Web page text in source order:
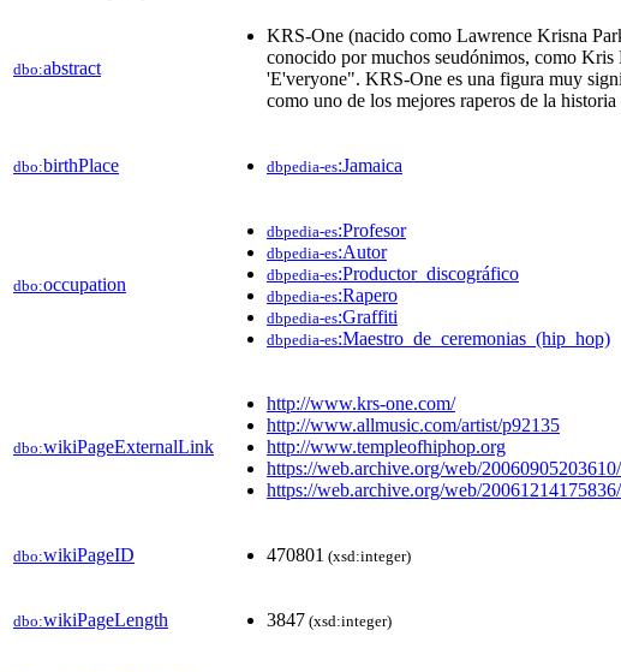
dbo:abstract
KRS-One (nacido como Lawrence Krisna
conocido por muchos seudónimos, como
'E'veryone". KRS-One es una figura muy
como uno de los mejores raperos de la
dbo:birthPlace dbpedia-es:Jamaica
dbo:occupation
dbpedia-es:Profesor
dbpedia-es:Autor
dbpedia-es:Productor_discográfico
dbpedia-es:Rapero
dbpedia-es:Graffiti
dbpedia-es:Maestro_de_ceremonias_(hip_hop)
dbo:wikiPageExternalLink
http://www.krs-one.com/
http://www.allmusic.com/artist/p92135
http://www.templeofhiphop.org
https://web.archive.org/web/
https://web.archive.org/web/
dbo:wikiPageID 470801 (xsd:integer)
dbo:wikiPageLength 3847 (xsd:integer)